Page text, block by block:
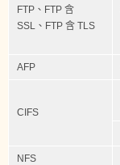
FTP、FTP 含
SSL、FTP 含 TLS
AFP
CIFS
NFS